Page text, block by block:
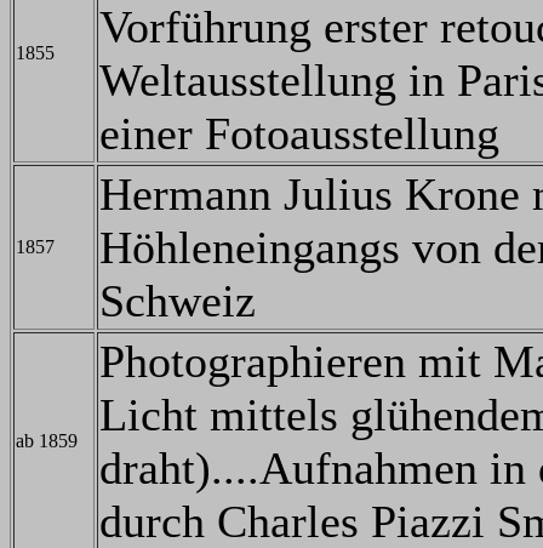
1855
Vorführung erster
Weltausstellung in
einer Fotoausstellung
1857
Hermann Julius Krone
Höhleneingangs von
Schweiz
ab 1859
Photographieren mit
Licht mittels
draht)....Aufnahmen in
durch Charles Piazzi